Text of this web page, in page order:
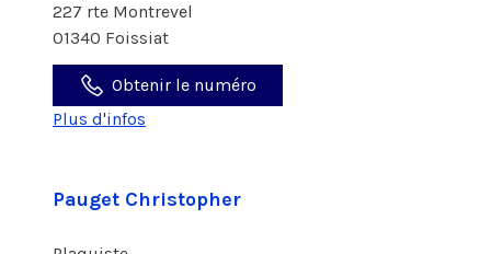
227 rte Montrevel
01340 Foissiat
Obtenir le numéro
Plus d'infos
Pauget Christopher